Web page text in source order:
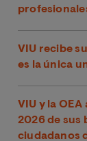
VIU recibe
es la única
VIU y la
2026 de sus
ciudadanos